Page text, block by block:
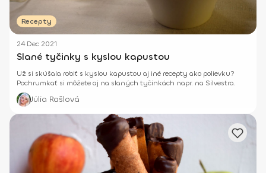
Recepty
24 Dec 2021
Slané tyčinky s kyslou kapustou
Už si skúšala robiť s kyslou kapustou aj iné recepty ako polievku?
Pochrumkať si môžete aj na slaných tyčinkách napr. na Silvestra.
Júlia Rašlová